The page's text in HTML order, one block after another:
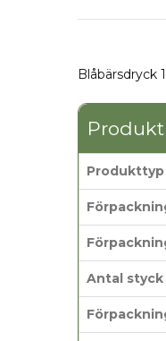
Blåbärsdryck
Produkttyp
Antal